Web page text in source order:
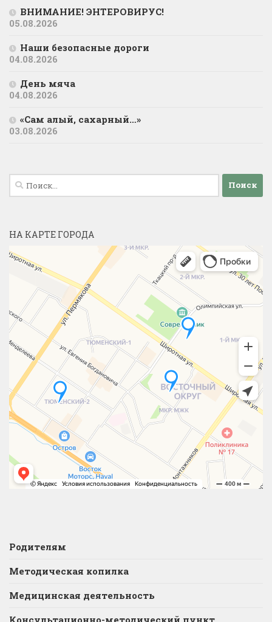
ВНИМАНИЕ! ЭНТЕРОВИРУС!
05.08.2026
Наши безопасные дороги
04.08.2026
День мяча
04.08.2026
«Сам алый, сахарный…»
03.08.2026
Найти:
НА КАРТЕ ГОРОДА
Родителям
Методическая копилка
Медицинская деятельность
Консультационно-методический пункт